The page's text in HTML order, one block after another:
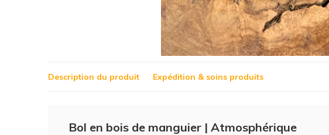
Description du produit Expédition & soins produits
Bol en bois de manguier | Atmosphérique